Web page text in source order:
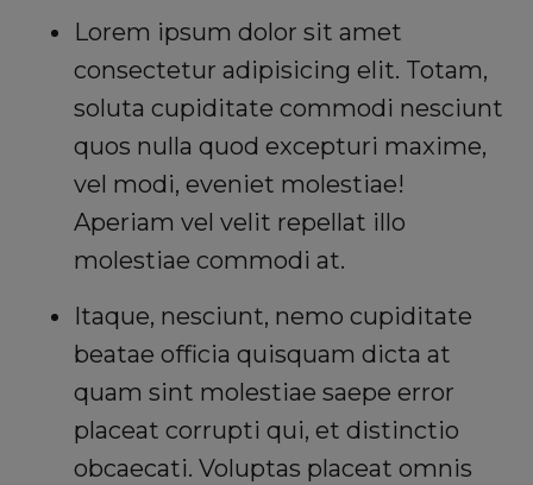
Lorem ipsum dolor sit amet
consectetur adipisicing elit. Totam,
soluta cupiditate commodi nesciunt
quos nulla quod excepturi maxime,
vel modi, eveniet molestiae!
Aperiam vel velit repellat illo
molestiae commodi at.
Itaque, nesciunt, nemo cupiditate
beatae officia quisquam dicta at
quam sint molestiae saepe error
placeat corrupti qui, et distinctio
obcaecati. Voluptas placeat omnis